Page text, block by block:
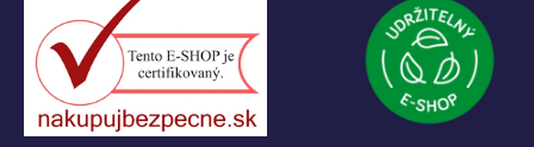
Logo LEGO, minifigures, DUPLO, LEGENDS OF CHIMA, NINJAGO, BIONICLE,
MINDSTORMS a MIXELS sú ochranné známky LEGO Group. ©2026 The
LEGO Group. Všetky práva vyhradené